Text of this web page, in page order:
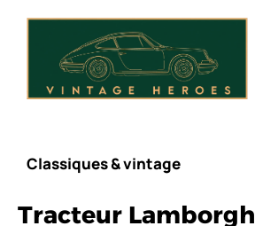
Classiques & vintage
Tracteur